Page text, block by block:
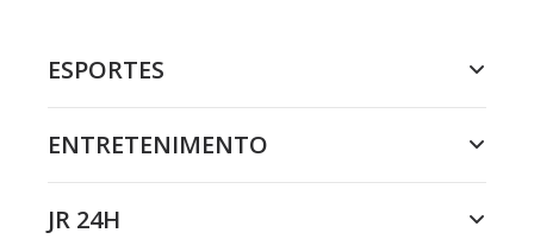
ESPORTES
ENTRETENIMENTO
JR 24H